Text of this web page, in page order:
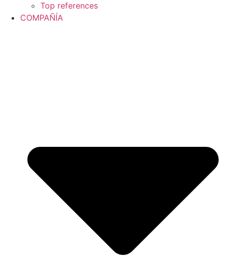
Top references
COMPAÑÍA